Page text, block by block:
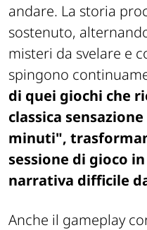
andare. La storia
sostenuto,
misteri da svelare e
spingono
di quei giochi che
classica
minuti",
sessione di gioco
narrativa difficile
Anche il gameplay